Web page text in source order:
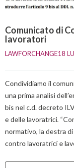
Comunicato di
lavoratori
LAWFORCHANGE18
Condividiamo il
una prima analisi
bis nel c.d. decreto
e delle lavoratrici.
normativo, la destra
contro lavoratrici e